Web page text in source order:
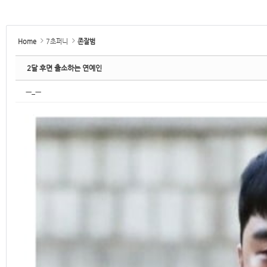
Home 7초퍼니 존잘범
2달 후면 출소하는 연예인
ㅡ_ㅡ